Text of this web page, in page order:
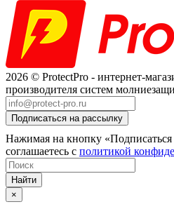
2026 © ProtectPro - интернет-
производителя систем
Нажимая на кнопку
соглашаетесь с политикой
Найти
×